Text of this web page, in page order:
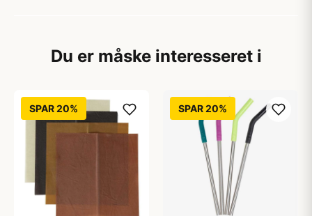
Du er måske interesseret i
SPAR 20% SPAR 20%